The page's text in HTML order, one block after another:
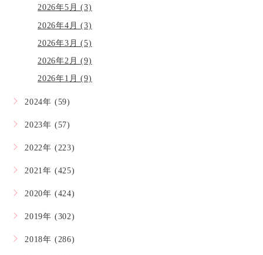
2026年5月 (3)
2026年4月 (3)
2026年3月 (5)
2026年2月 (9)
2026年1月 (9)
2024年 (59)
2023年 (57)
2022年 (223)
2021年 (425)
2020年 (424)
2019年 (302)
2018年 (286)